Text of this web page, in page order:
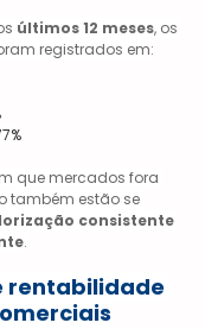
últimos 12 meses, os
registrados em:
que mercados fora
também estão se
consistente
.
rentabilidade